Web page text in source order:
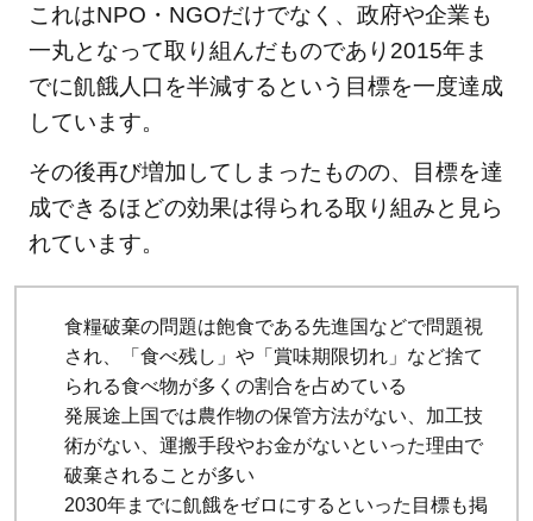
これはNPO・NGOだけでなく、政府や企業も
一丸となって取り組んだものであり2015年ま
でに飢餓人口を半減するという目標を一度達成
しています。
その後再び増加してしまったものの、目標を達
成できるほどの効果は得られる取り組みと見ら
れています。
食糧破棄の問題は飽食である先進国などで問題視
され、「食べ残し」や「賞味期限切れ」など捨て
られる食べ物が多くの割合を占めている
発展途上国では農作物の保管方法がない、加工技
術がない、運搬手段やお金がないといった理由で
破棄されることが多い
2030年までに飢餓をゼロにするといった目標も掲